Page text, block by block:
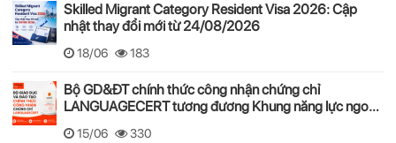
Skilled Migrant Category Resident Visa 2026: Cập
nhật thay đổi mới từ 24/08/2026
18/06 183
Bộ GD&ĐT chính thức công nhận chứng chỉ
LANGUAGECERT tương đương Khung năng lực ngoại
15/06 330